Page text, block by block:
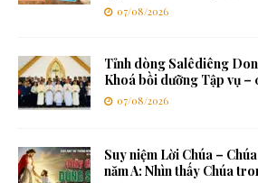
07/08/2026
Tỉnh dòng Salêdiêng
Khoá bồi dưỡng Tập vụ –
07/08/2026
Suy niệm Lời Chúa –
năm A: Nhìn thấy Chúa